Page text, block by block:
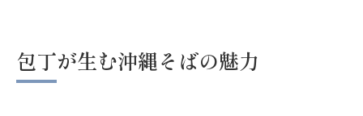
包丁が生む沖縄そばの魅力